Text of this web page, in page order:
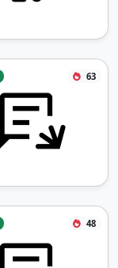
63
48